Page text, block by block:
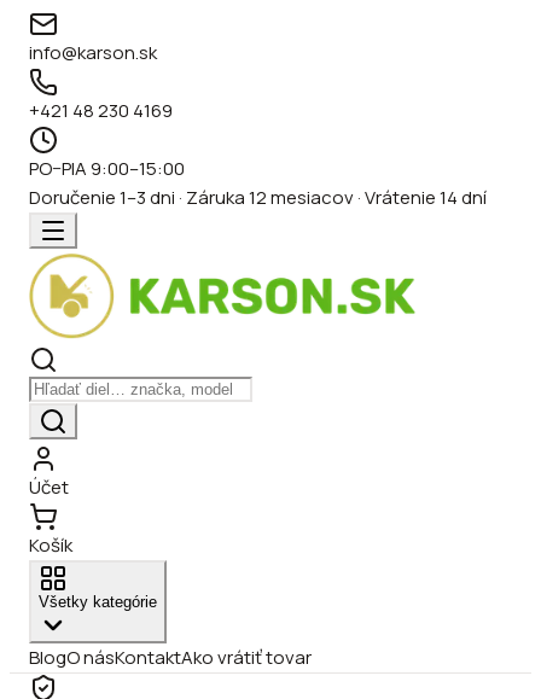
info@karson.sk
+421 48 230 4169
PO–PIA 9:00–15:00
Doručenie 1–3 dni · Záruka 12 mesiacov · Vrátenie 14 dní
Účet
Košík
Všetky kategórie
BlogO násKontaktAko vrátiť tovar